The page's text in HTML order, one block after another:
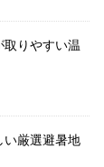
取りやすい温
い厳選避暑地